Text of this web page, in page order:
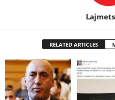
RELATED ARTICLES